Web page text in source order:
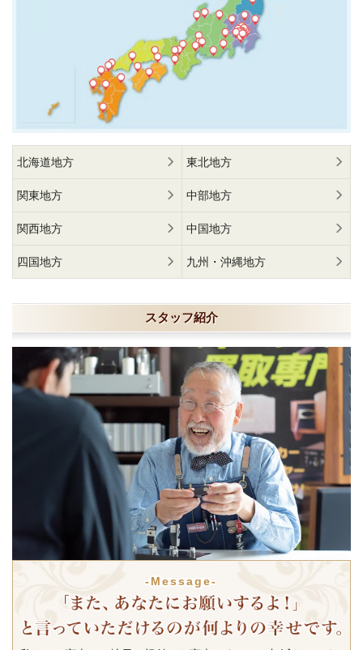
北海道地方 東北地方
関東地方 中部地方
関西地方 中国地方
四国地方 九州・沖縄地方
スタッフ紹介
-Message-